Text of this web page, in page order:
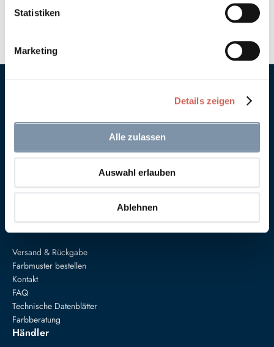
Statistiken
Marketing
Details zeigen
Alle zulassen
Auswahl erlauben
Ablehnen
Hinweis zur Farbtongenauigkeit
Anna von Mangoldt GmbH & Co. KG
34414 Warburg
Versand & Rückgabe
Farbmuster bestellen
Kontakt
FAQ
Technische Datenblätter
Farbberatung
Händler